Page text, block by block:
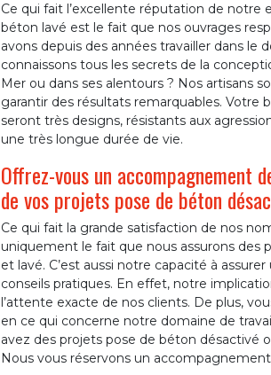
Ce qui fait l’excellente réputation de
béton lavé est le fait que nos ouvrages
avons depuis des années travailler dans
connaissons tous les secrets de la
Mer ou dans ses alentours ? Nos artisans
garantir des résultats remarquables. Votre
seront très designs, résistants aux
une très longue durée de vie.
Offrez-vous un accompagnement
de vos projets pose de béton
Ce qui fait la grande satisfaction de nos
uniquement le fait que nous assurons des
et lavé. C’est aussi notre capacité à
conseils pratiques. En effet, notre
l’attente exacte de nos clients. De plus,
en ce qui concerne notre domaine de
avez des projets pose de béton désactivé
Nous vous réservons un